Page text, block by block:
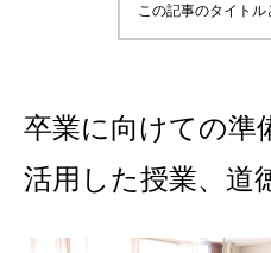
この記事のタイト
卒業に向けての準
活用した授業、道